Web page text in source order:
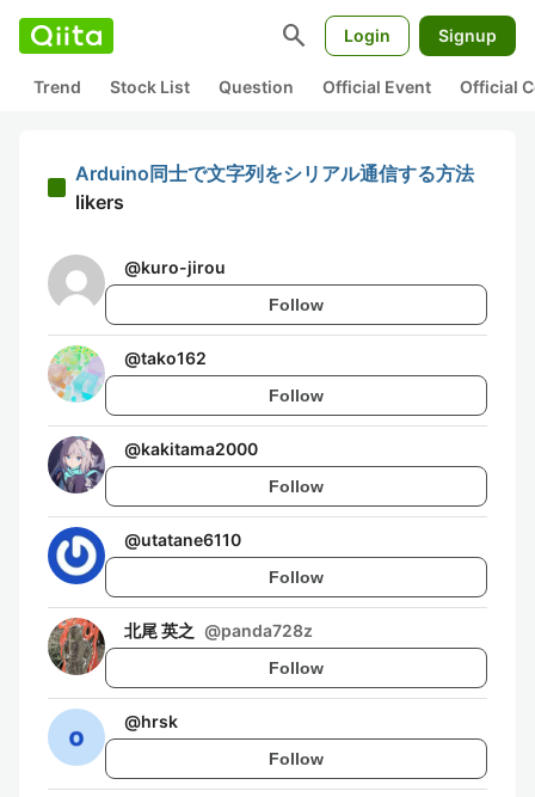
search Login Signup
Trend Stock List Question Official Event Official
Arduino同士で文字列をシリアル通信する方法
likers
@kuro-jirou
Follow
@tako162
Follow
@kakitama2000
Follow
@utatane6110
Follow
北尾 英之 @panda728z
Follow
@hrsk
Follow